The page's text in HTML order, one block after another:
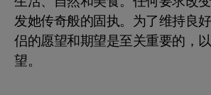
发她传奇般的固执。为了维持良
侣的愿望和期望是至关重要的，
望。